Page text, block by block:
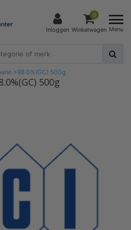
Inloggen
0
Winkelwagen Menu
>98.0%(GC) 500g
500g